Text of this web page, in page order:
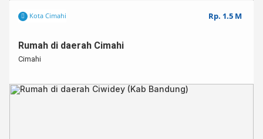
Kota Cimahi Rp. 1.5 M
Rumah di daerah Cimahi
Cimahi